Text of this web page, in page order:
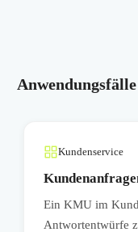
Kundenservice
Ein KMU im
Antwortentwürfe